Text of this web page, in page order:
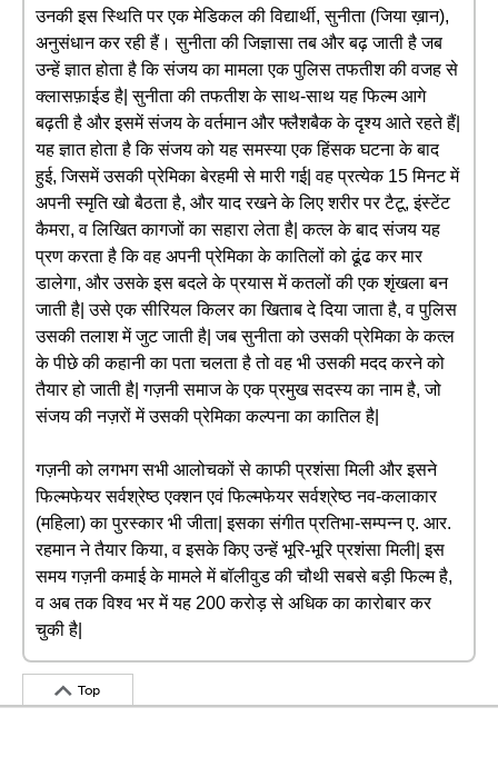
उनकी इस स्थिति पर एक मेडिकल की विद्यार्थी, सुनीता (जिया ख़ान),
अनुसंधान कर रही हैं। सुनीता की जिज्ञासा तब और बढ़ जाती है जब
उन्हें ज्ञात होता है कि संजय का मामला एक पुलिस तफतीश की वजह से
क्लासफ़ाईड है| सुनीता की तफतीश के साथ-साथ यह फिल्म आगे
बढ़ती है और इसमें संजय के वर्तमान और फ्लैशबैक के दृश्य आते रहते हैं|
यह ज्ञात होता है कि संजय को यह समस्या एक हिंसक घटना के बाद
हुई, जिसमें उसकी प्रेमिका बेरहमी से मारी गई| वह प्रत्येक 15 मिनट में
अपनी स्मृति खो बैठता है, और याद रखने के लिए शरीर पर टैटू, इंस्टेंट
कैमरा, व लिखित कागजों का सहारा लेता है| कत्ल के बाद संजय यह
प्रण करता है कि वह अपनी प्रेमिका के कातिलों को ढूंढ कर मार
डालेगा, और उसके इस बदले के प्रयास में कतलों की एक शृंखला बन
जाती है| उसे एक सीरियल किलर का खिताब दे दिया जाता है, व पुलिस
उसकी तलाश में जुट जाती है| जब सुनीता को उसकी प्रेमिका के कत्ल
के पीछे की कहानी का पता चलता है तो वह भी उसकी मदद करने को
तैयार हो जाती है| गज़नी समाज के एक प्रमुख सदस्य का नाम है, जो
संजय की नज़रों में उसकी प्रेमिका कल्पना का कातिल है|
गज़नी को लगभग सभी आलोचकों से काफी प्रशंसा मिली और इसने
फिल्मफेयर सर्वश्रेष्ठ एक्शन एवं फिल्मफेयर सर्वश्रेष्ठ नव-कलाकार
(महिला) का पुरस्कार भी जीता| इसका संगीत प्रतिभा-सम्पन्न ए. आर.
रहमान ने तैयार किया, व इसके किए उन्हें भूरि-भूरि प्रशंसा मिली| इस
समय गज़नी कमाई के मामले में बॉलीवुड की चौथी सबसे बड़ी फिल्म है,
व अब तक विश्व भर में यह 200 करोड़ से अधिक का कारोबार कर
चुकी है|
Top